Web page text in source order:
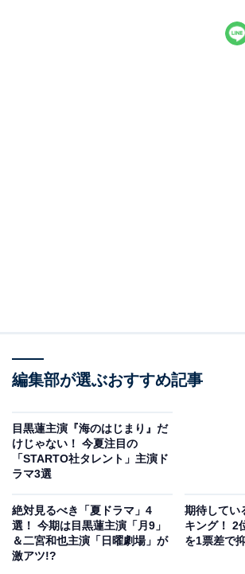
編集部が選ぶおすすめ記事
目黒蓮主演『海のはじまり』だ
けじゃない！ 今夏注目の
「STARTO社タレント」主演ド
ラマ3選
絶対見るべき「夏ドラマ」4
選！ 今期は目黒蓮主演「月9」
＆二宮和也主演「日曜劇場」が
激アツ!?
期待してい
キング！ 2
を1票差で